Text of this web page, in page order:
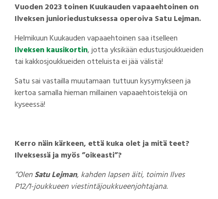
Vuoden 2023 toinen Kuukauden vapaaehtoinen on
Ilveksen junioriedustuksessa operoiva Satu Lejman.
Helmikuun Kuukauden vapaaehtoinen saa itselleen
Ilveksen kausikortin, jotta yksikään edustusjoukkueiden
tai kakkosjoukkueiden otteluista ei jää välistä!
Satu sai vastailla muutamaan tuttuun kysymykseen ja
kertoa samalla hieman millainen vapaaehtoistekijä on
kyseessä!
Kerro näin kärkeen, että kuka olet ja mitä teet?
Ilveksessä ja myös ”oikeasti”?
”OlenSatu Lejman, kahden lapsen äiti, toimin Ilves
P12/1-joukkueen viestintäjoukkueenjohtajana.